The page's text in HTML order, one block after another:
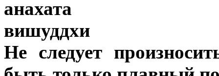
анахата
вишуддхи
Не следует